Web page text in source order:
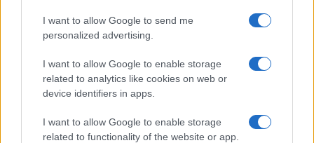
I want to allow Google to send me
personalized advertising.
I want to allow Google to enable storage
related to analytics like cookies on web or
device identifiers in apps.
I want to allow Google to enable storage
related to functionality of the website or app.
LUOGHI DA VEDERE